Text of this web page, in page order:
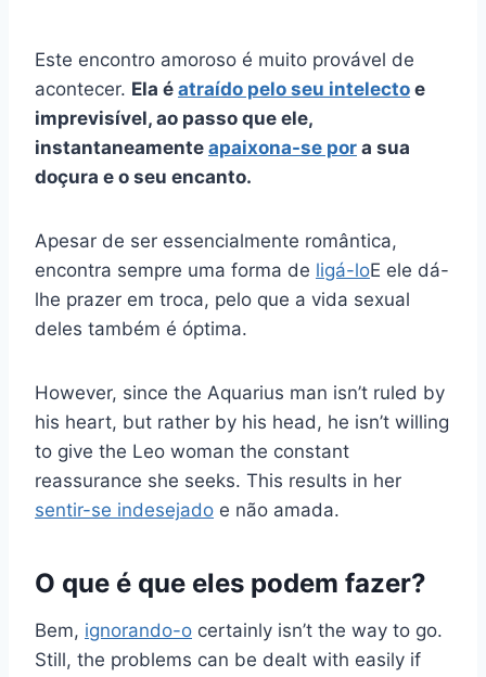
Este encontro amoroso é muito provável de
acontecer. Ela é atraído pelo seu intelecto e
imprevisível, ao passo que ele,
instantaneamente apaixona-se por a sua
doçura e o seu encanto.
Apesar de ser essencialmente romântica,
encontra sempre uma forma de ligá-loE ele dá-
lhe prazer em troca, pelo que a vida sexual
deles também é óptima.
However, since the Aquarius man isn’t ruled by
his heart, but rather by his head, he isn’t willing
to give the Leo woman the constant
reassurance she seeks. This results in her
sentir-se indesejado e não amada.
O que é que eles podem fazer?
Bem, ignorando-o certainly isn’t the way to go.
Still, the problems can be dealt with easily if